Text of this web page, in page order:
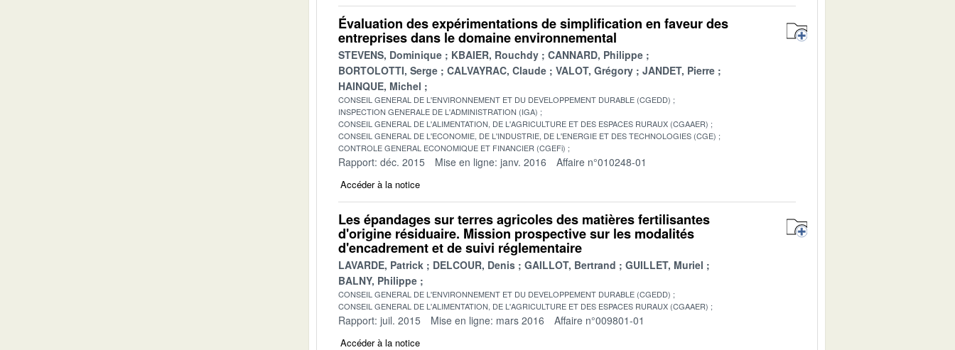
Évaluation des expérimentations de simplification en faveur des
entreprises dans le domaine environnemental
STEVENS, Dominique KBAIER, Rouchdy
CANNARD, Philippe
BORTOLOTTI, Serge
CALVAYRAC, Claude VALOT, Grégory
JANDET, Pierre
HAINQUE, Michel
CONSEIL GENERAL DE L'ENVIRONNEMENT ET DU DEVELOPPEMENT DURABLE (CGEDD)
INSPECTION GENERALE DE L'ADMINISTRATION (IGA)
CONSEIL GENERAL DE L'ALIMENTATION, DE L'AGRICULTURE ET DES ESPACES RURAUX (CGAAER)
CONSEIL GENERAL DE L'ECONOMIE, DE L'INDUSTRIE, DE L'ENERGIE ET DES TECHNOLOGIES (CGE)
CONTROLE GENERAL ECONOMIQUE ET FINANCIER (CGEFi)
Rapport: déc. 2015 Mise en ligne: janv. 2016 Affaire n°010248-01
Accéder à la notice
Les épandages sur terres agricoles des matières fertilisantes
d'origine résiduaire. Mission prospective sur les modalités
d'encadrement et de suivi réglementaire
LAVARDE, Patrick DELCOUR, Denis GAILLOT, Bertrand
GUILLET, Muriel
BALNY, Philippe
CONSEIL GENERAL DE L'ENVIRONNEMENT ET DU DEVELOPPEMENT DURABLE (CGEDD)
CONSEIL GENERAL DE L'ALIMENTATION, DE L'AGRICULTURE ET DES ESPACES RURAUX (CGAAER)
Rapport: juil. 2015 Mise en ligne: mars 2016 Affaire n°009801-01
Accéder à la notice